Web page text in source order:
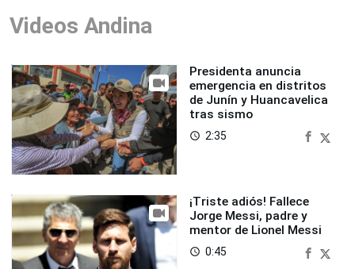
Videos Andina
Presidenta anuncia
emergencia en distritos
de Junín y Huancavelica
tras sismo
access_time 2:35
¡Triste adiós! Fallece
Jorge Messi, padre y
mentor de Lionel Messi
access_time 0:45